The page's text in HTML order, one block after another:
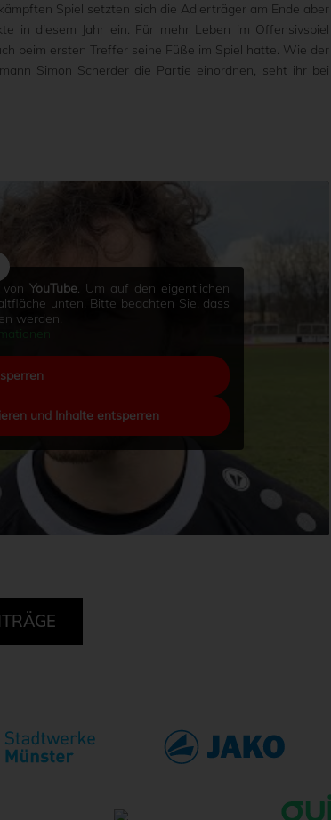
Spiel setzten sich die Adlerträger am Ende aber
in diesem Jahr ein. Für mehr Leben im Offensivspiel
beim ersten Treffer seine Füße im Spiel hatte. Wie der
Simon Scherder die Partie einordnen, seht ihr bei
YouTube. Um auf den eigentlichen
unten. Bitte beachten Sie, dass
werden.
und Inhalte entsperren